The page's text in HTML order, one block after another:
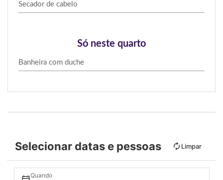
Secador de cabelo
Só neste quarto
Banheira com duche
Selecionar datas e pessoas Limpar
Quando